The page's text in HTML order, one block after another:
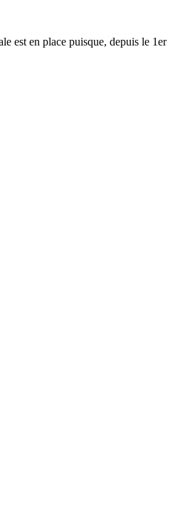
est en place puisque, depuis le 1er